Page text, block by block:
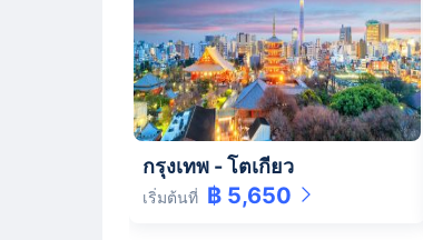
กรุงเทพ -โตเกียว
เริ่มต้นที่ ฿ 5,650